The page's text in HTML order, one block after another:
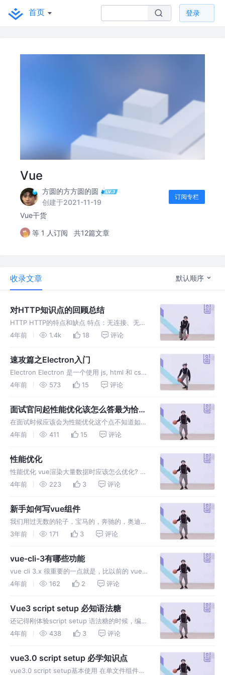
首页 登录
Vue
方圆的方方圆的圆
创建于2021-11-19
订阅专栏
Vue干货
等 1 人订阅 共12篇文章
收录文章 默认顺序
对HTTP知识点的回顾总结
HTTP HTTP的特点和缺点 特点：无连接、无状
态、灵活、简单快速 无连接：每一次请求都要
无状态：每一次请求都是独立的，请求结束不会
记录连接的任何信息，减少
4年前 1.4k 18 评论
速攻篇之Electron入门
Electron Electron 是一个使用 js, html 和 css
等 web 技术创建原生桌面应用的框架， 基于
Mac，Window
4年前 573 15 评论
面试官问起性能优化该怎么答最为恰
当?
在面试时候应该会为性能优化这个点不知道如何
有分量的回答而错失机会，希望这篇能够帮助到
offer
4年前 411 15 评论
性能优化
性能优化 vue渲染大量数据时应该怎么优化? 添
加加载动画loading图等，优化用户体验 利用服
处理大量的dom，比如懒加载，异步渲染组件，
使用分页
4年前 223 3 评论
新手如何写vue组件
我们用过无数的轮子，宝马的，奔驰的，奥迪
的，但是老板就要玛莎的，轮子是有限的，业务
库，以后可以不断完善，拿来即用 - 需要与众不
3年前 171 3 评论
vue-cli-3有哪些功能
vue cli 3.x 很重要的一点就是，比以前的 vuew
cli 2.x 多了一个图形化的界面，vue cli 升级到
时代...
4年前 162 2 评论
Vue3 script setup 必知语法糖
还记得刚体验script setup 语法糖的时候，编辑
器提示我这是一个实验性的提案，要使用的话，
式定稿，在v3.1.3 的版本上，你可以继续使用
4年前 438 3 评论
vue3.0 script setup 必学知识点
vue3.0 script setup基本使用 在单文件组件